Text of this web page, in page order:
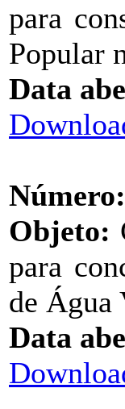
para
Popular
Data
Número:
Objeto:
para
de Água
Data